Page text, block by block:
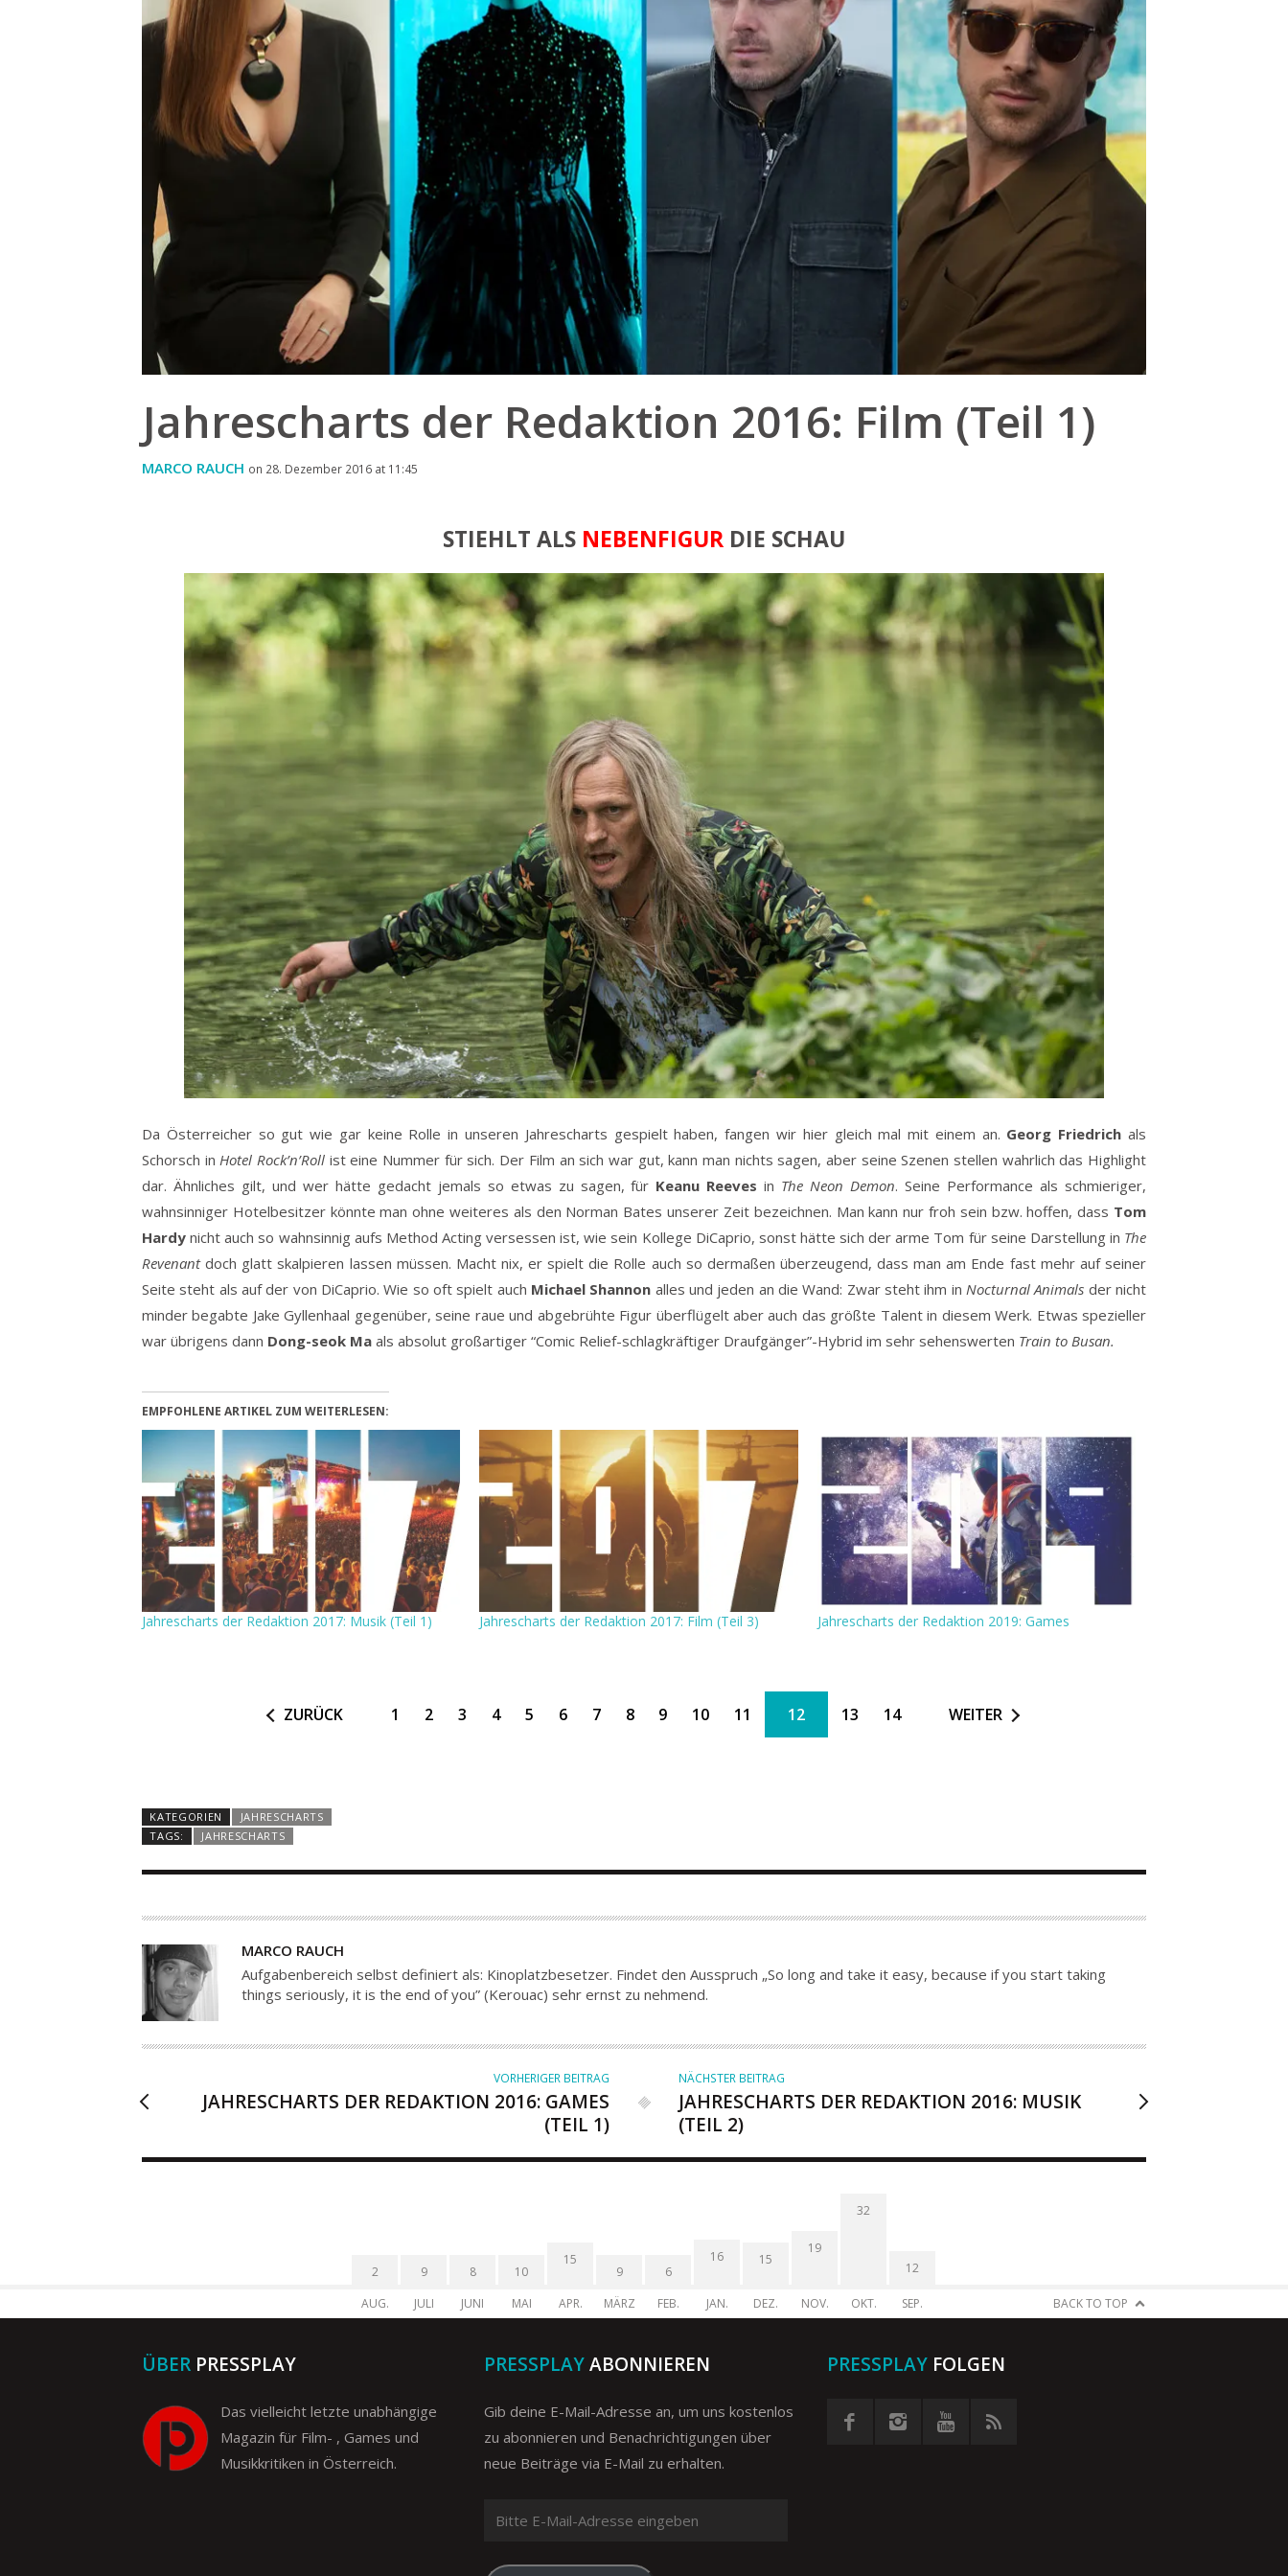
Jahrescharts der Redaktion 2016: Film (Teil 1)
MARCO RAUCH on 28. Dezember 2016 at 11:45
STIEHLT ALS NEBENFIGUR DIE SCHAU
Da Österreicher so gut wie gar keine Rolle in unseren Jahrescharts gespielt haben, fangen wir hier gleich mal mit einem an. Georg Friedrich als
Schorsch inHotel Rock’n’Roll ist eine Nummer für sich. Der Film an sich war gut, kann man nichts sagen, aber seine Szenen stellen wahrlich das Highlight
dar. Ähnliches gilt, und wer hätte gedacht jemals so etwas zu sagen, für Keanu Reeves in The Neon Demon. Seine Performance als schmieriger,
wahnsinniger Hotelbesitzer könnte man ohne weiteres als den Norman Bates unserer Zeit bezeichnen. Man kann nur froh sein bzw. hoffen, dass Tom
Hardy nicht auch so wahnsinnig aufs Method Acting versessen ist, wie sein Kollege DiCaprio, sonst hätte sich der arme Tom für seine Darstellung in The
Revenantdoch glatt skalpieren lassen müssen. Macht nix, er spielt die Rolle auch so dermaßen überzeugend, dass man am Ende fast mehr auf seiner
Seite steht als auf der von DiCaprio. Wie so oft spielt auch Michael Shannon alles und jeden an die Wand: Zwar steht ihm inNocturnal Animals der nicht
minder begabte Jake Gyllenhaal gegenüber, seine raue und abgebrühte Figur überflügelt aber auch das größte Talent in diesem Werk. Etwas spezieller
war übrigens dann Dong-seok Ma als absolut großartiger “Comic Relief-schlagkräftiger Draufgänger”-Hybrid im sehr sehenswerten Train to Busan.
EMPFOHLENE ARTIKEL ZUM WEITERLESEN:
Jahrescharts der Redaktion 2017: Musik (Teil 1) Jahrescharts der Redaktion 2017: Film (Teil 3) Jahrescharts der Redaktion 2019: Games
ZURÜCK 1 2 3 4 5 6 7 8 9 10 11 12 13 14 WEITER
KATEGORIEN
JAHRESCHARTS
TAGS:
JAHRESCHARTS
A
U
T
R
MARCO RAUCH
Aufgabenbereich selbst definiert als: Kinoplatzbesetzer. Findet den Ausspruch „So long and take it easy, because if you start taking
things seriously, it is the end of you” (Kerouac) sehr ernst zu nehmend.
VORHERIGER BEITRAG
JAHRESCHARTS DER REDAKTION 2016: GAMES
(TEIL 1)
NÄCHSTER BEITRAG
JAHRESCHARTS DER REDAKTION 2016: MUSIK
(TEIL 2)
2
AUG.
9
JULI
8
JUNI
10
MAI
15
APR.
9
MÄRZ
6
FEB.
16
JAN.
15
DEZ.
19
NOV.
32
OKT.
12
SEP. BACK TO TOP
ÜBER PRESSPLAY
Das vielleicht letzte unabhängige
Magazin für Film- , Games und
Musikkritiken in Österreich.
PRESSPLAYABONNIEREN
Gib deine E-Mail-Adresse an, um uns kostenlos
zu abonnieren und Benachrichtigungen über
neue Beiträge via E-Mail zu erhalten.
Mail-
PRESSPLAYFOLGEN